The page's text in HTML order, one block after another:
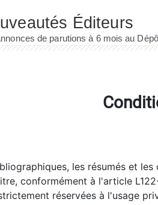
les résumés et
conformément à l'article
réservées à l'usage